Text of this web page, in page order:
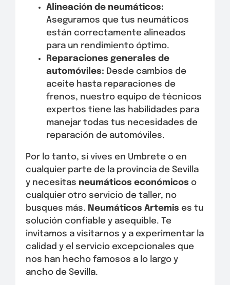
Alineación de neumáticos:
Aseguramos que tus neumáticos
están correctamente alineados
para un rendimiento óptimo.
Reparaciones generales de
automóviles: Desde cambios de
aceite hasta reparaciones de
frenos, nuestro equipo de técnicos
expertos tiene las habilidades para
manejar todas tus necesidades de
reparación de automóviles.
Por lo tanto, si vives en Umbrete o en
cualquier parte de la provincia de Sevilla
y necesitas neumáticos económicos o
cualquier otro servicio de taller, no
busques más. Neumáticos Artemis es tu
solución confiable y asequible. Te
invitamos a visitarnos y a experimentar la
calidad y el servicio excepcionales que
nos han hecho famosos a lo largo y
ancho de Sevilla.